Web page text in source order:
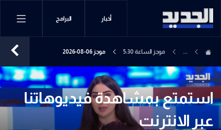
أخبار البرامج
... موجز الساعة 5:30 موجز 06-08-2026
استمتع بمشاهدة فيديوهاتنا
عبر الانترنت